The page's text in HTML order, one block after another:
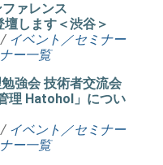
ァレンス
します＜渋谷＞
/ イベント／セミナー
ー一覧
強会 技術者交流会
理 Hatohol」につい
/ イベント／セミナー
ー一覧